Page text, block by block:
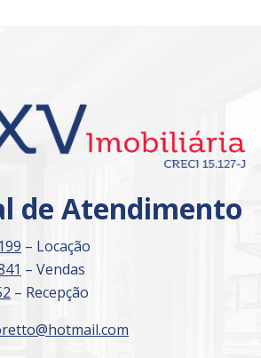
de Atendimento
– Locação
– Vendas
– Recepção